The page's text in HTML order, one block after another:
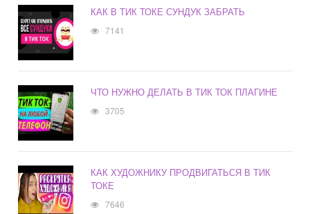
КАК В ТИК ТОКЕ СУНДУК ЗАБРАТЬ
7141
ЧТО НУЖНО ДЕЛАТЬ В ТИК ТОК ПЛАГИНЕ
3705
КАК ХУДОЖНИКУ ПРОДВИГАТЬСЯ В ТИК
ТОКЕ
7646